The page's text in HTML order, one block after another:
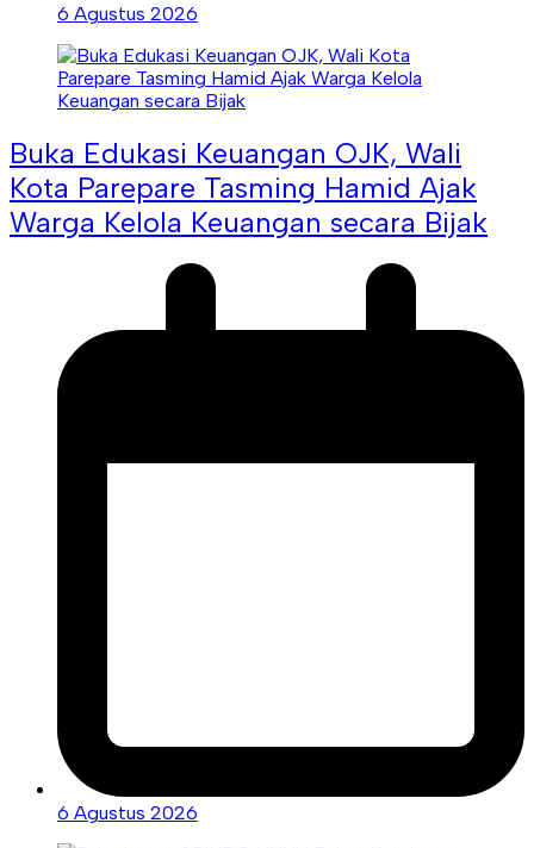
6 Agustus 2026
Buka Edukasi Keuangan OJK, Wali
Kota Parepare Tasming Hamid Ajak
Warga Kelola Keuangan secara Bijak
6 Agustus 2026